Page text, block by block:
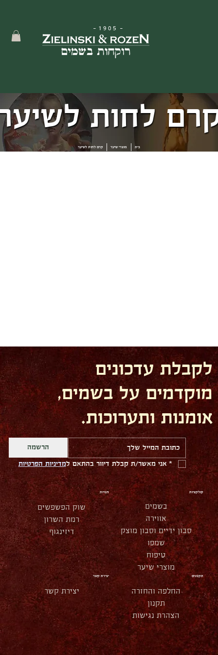
- 1905 -
לחות
קרם לחות לשיער מוצרי שיער בית
תקנונים
החלפה והחזרה
תקנון
הצהרת נגישות
חנויות
שוק הפשפשים
רמת השרון
דיזינגוף
יצירת קשר
יצירת קשר
קולקציות
בשמים
אווירה
סבון ידיים וסבון מוצק
שמפו
טיפוח
מוצרי שיער
לקבלת עדכונים
מוקדמים על בשמים,
אומנות ותערוכות.
הרשמה
* אני מאשר/ת קבלת דיוור בהתאם למדיניות הפרטיות